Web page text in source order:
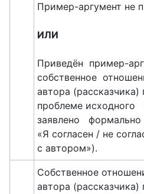
Пример-аргумент не
ИЛИ
Приведён пример-
собственное
автора (рассказчика)
проблеме исходного
заявлено
«Я согласен / не
с автором»).
Собственное
автора (рассказчика)